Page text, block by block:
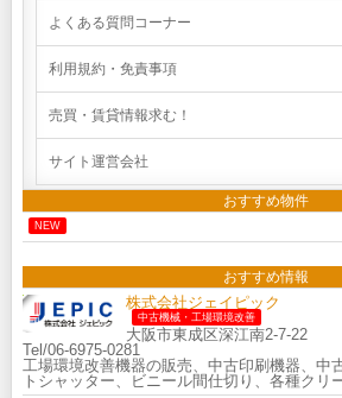
よくある質問コーナー
利用規約・免責事項
売買・賃貸情報求む！
サイト運営会社
おすすめ物件
NEW
おすすめ情報
株式会社ジェイピック
中古機械・工場環境改善
大阪市東成区深江南2-7-22
Tel/06-6975-0281
工場環境改善機器の販売、中古印刷機器、中
トシャッター、ビニール間仕切り、各種クリ